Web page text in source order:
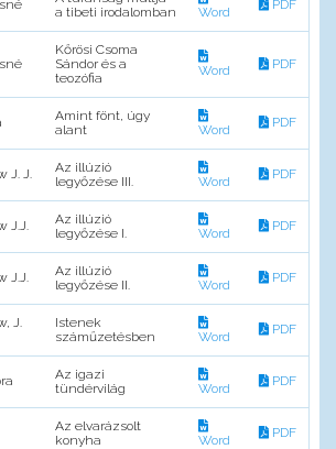
a tibeti irodalomban
Word PDF
Kőrösi Csoma
Sándor és a
teozófia
Word PDF
Amint fönt, úgy
alant
Word PDF
J. J.
Az illúzió
legyőzése III.
Word PDF
J.J.
Az illúzió
legyőzése I.
Word PDF
J.J.
Az illúzió
legyőzése II.
Word PDF
J.
Istenek
száműzetésben
Word PDF
Az igazi
tündérvilág
Word PDF
Az elvarázsolt
konyha
Word PDF